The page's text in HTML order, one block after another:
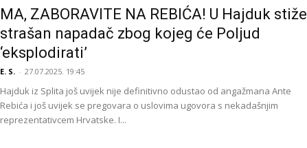
MA, ZABORAVITE NA REBIĆA! U Hajduk stiže
strašan napadač zbog kojeg će Poljud
‘eksplodirati’
E. S. - 27.07.2025. 19:45
Hajduk iz Splita još uvijek nije definitivno odustao od angažmana Ante
Rebića i još uvijek se pregovara o uslovima ugovora s nekadašnjim
reprezentativcem Hrvatske. I...